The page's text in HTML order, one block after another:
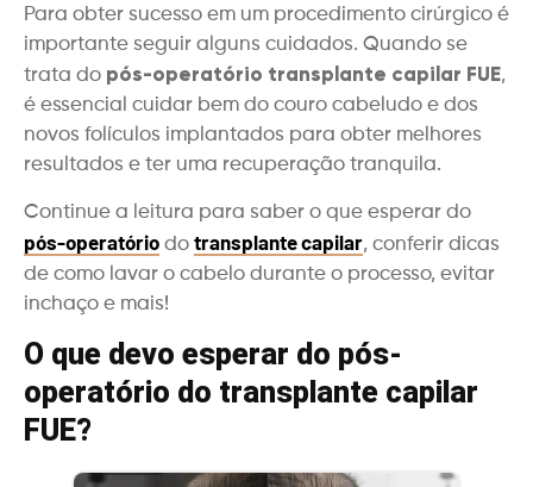
Para obter sucesso em um procedimento cirúrgico é
importante seguir alguns cuidados. Quando se
trata do pós-operatório transplante capilar FUE,
é essencial cuidar bem do couro cabeludo e dos
novos folículos implantados para obter melhores
resultados e ter uma recuperação tranquila.
Continue a leitura para saber o que esperar do
pós-operatório do transplante capilar, conferir dicas
de como lavar o cabelo durante o processo, evitar
inchaço e mais!
O que devo esperar do pós-
operatório do transplante capilar
FUE?